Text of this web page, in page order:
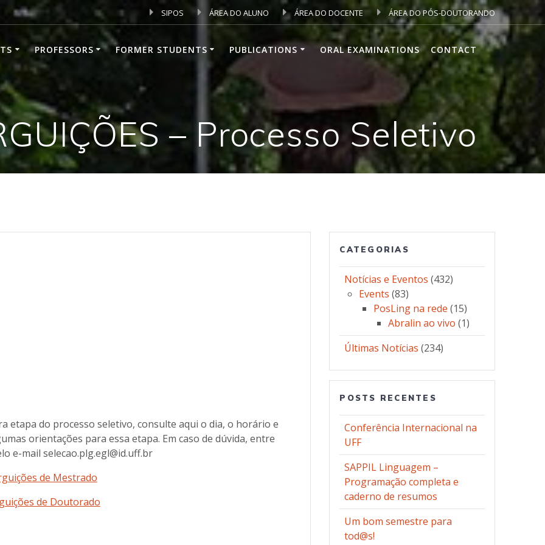
SIPOS ÁREA DO ALUNO ÁREA DO DOCENTE ÁREA DO PÓS-DOUTORANDO
PROFESSORS FORMER STUDENTS PUBLICATIONS ORAL EXAMINATIONS CONTACT
– Processo Seletivo
etapa do processo seletivo, consulte aqui o dia, o horário e
orientações para essa etapa. Em caso de dúvida, entre
e-mail selecao.plg.egl@id.uff.br
de Mestrado
de Doutorado
CATEGORIAS
Notícias e Eventos (432)
Events (83)
PosLing na rede (15)
Abralin ao vivo (1)
Últimas Notícias (234)
POSTS RECENTES
Conferência Internacional na
UFF
SAPPIL Linguagem –
Programação completa e
caderno de resumos
Um bom semestre para
tod@s!